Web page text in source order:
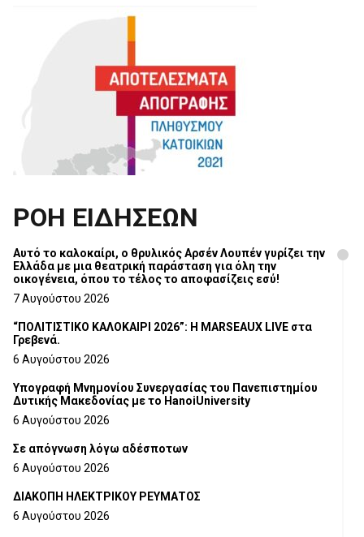
ΡΟΗ ΕΙΔΗΣΕΩΝ
Αυτό το καλοκαίρι, ο θρυλικός Αρσέν Λουπέν γυρίζει την
Ελλάδα με μια θεατρική παράσταση για όλη την
οικογένεια, όπου το τέλος το αποφασίζεις εσύ!
7 Αυγούστου 2026
“ΠΟΛΙΤΙΣΤΙΚΟ ΚΑΛΟΚΑΙΡΙ 2026”: Η MARSEAUX LIVE στα
Γρεβενά.
6 Αυγούστου 2026
Υπογραφή Μνημονίου Συνεργασίας του Πανεπιστημίου
Δυτικής Μακεδονίας με το HanoiUniversity
6 Αυγούστου 2026
Σε απόγνωση λόγω αδέσποτων
6 Αυγούστου 2026
ΔΙΑΚΟΠΗ ΗΛΕΚΤΡΙΚΟΥ ΡΕΥΜΑΤΟΣ
6 Αυγούστου 2026